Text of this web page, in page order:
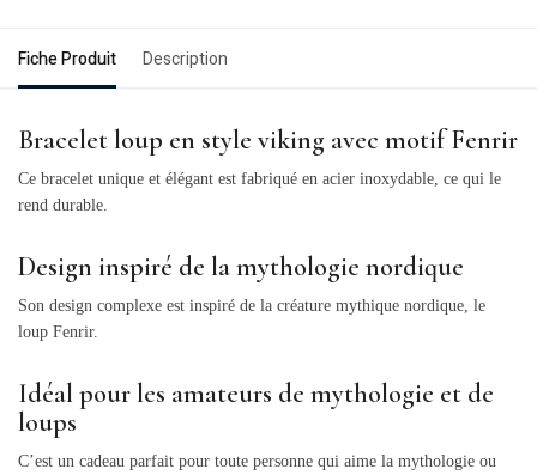
Fiche Produit Description
Bracelet loup en style viking avec motif Fenrir
Ce bracelet unique et élégant est fabriqué en acier inoxydable, ce qui le
rend durable.
Design inspiré de la mythologie nordique
Son design complexe est inspiré de la créature mythique nordique, le
loup Fenrir.
Idéal pour les amateurs de mythologie et de
loups
C’est un cadeau parfait pour toute personne qui aime la mythologie ou